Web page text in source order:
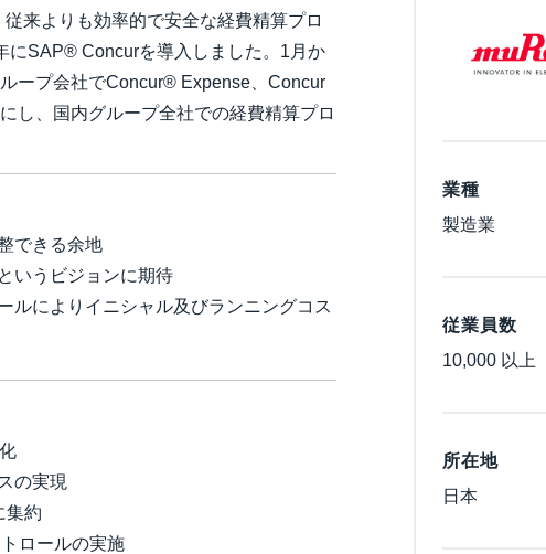
España (Español)
来よりも効率的で安全な経費精算プロ
にSAP® Concurを導入しました。1月か
ープ会社でConcur® Expense、Concur
し、国内グループ全社での経費精算プロ
できる余地
いうビジョンに期待
ルによりイニシャル及びランニングコス
の実現
集約
ロールの実施
業種
製造業
従業員数
10,000 以上
所在地
日本